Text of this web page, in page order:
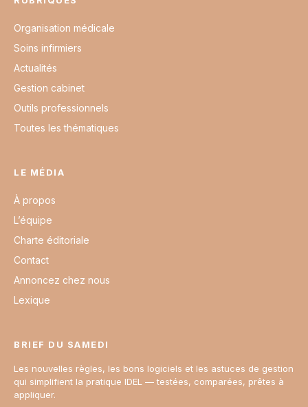
Organisation médicale
Soins infirmiers
Actualités
Gestion cabinet
Outils professionnels
Toutes les thématiques
LE MÉDIA
À propos
L’équipe
Charte éditoriale
Contact
Annoncez chez nous
Lexique
BRIEF DU SAMEDI
Les nouvelles règles, les bons logiciels et les astuces de gestion
qui simplifient la pratique IDEL — testées, comparées, prêtes à
appliquer.